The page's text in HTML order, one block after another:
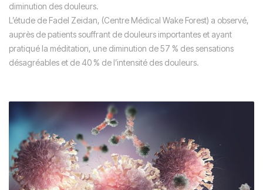
diminution des douleurs.
L’étude de Fadel Zeidan, (Centre Médical Wake Forest) a observé,
auprès de patients souffrant de douleurs importantes et ayant
pratiqué la méditation, une diminution de 57 % des sensations
désagréables et de 40 % de l’intensité des douleurs.